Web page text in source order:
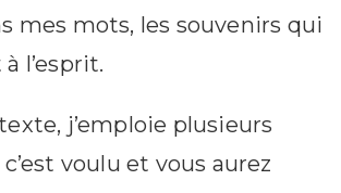
mes mots, les souvenirs qui
l’esprit.
j’emploie plusieurs
voulu et vous aurez